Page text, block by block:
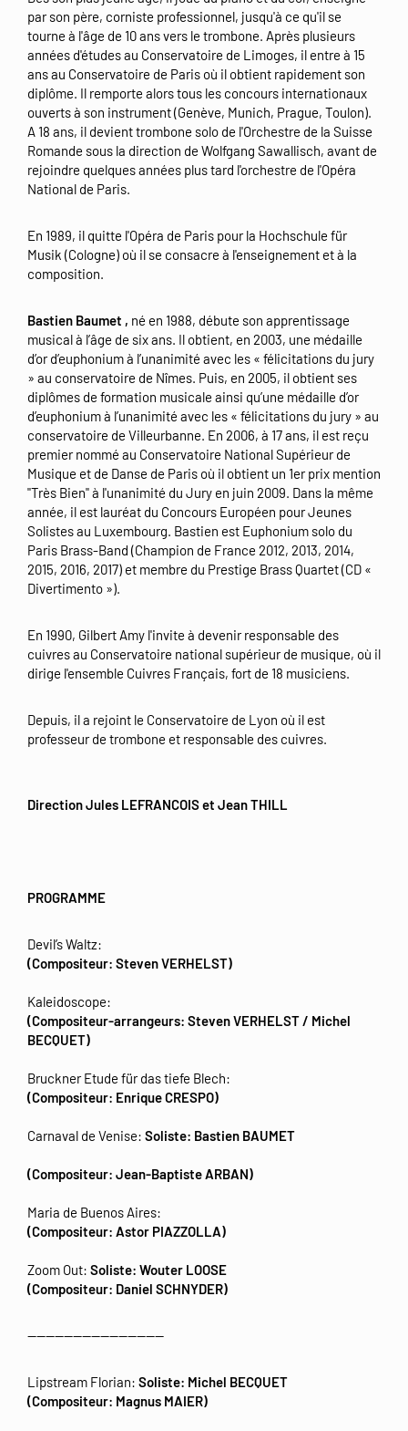
par son père, corniste professionnel, jusqu'à ce qu'il se
tourne à l'âge de 10 ans vers le trombone. Après plusieurs
années d'études au Conservatoire de Limoges, il entre à 15
ans au Conservatoire de Paris où il obtient rapidement son
diplôme. Il remporte alors tous les concours internationaux
ouverts à son instrument (Genève, Munich, Prague, Toulon).
A 18 ans, il devient trombone solo de l'Orchestre de la Suisse
Romande sous la direction de Wolfgang Sawallisch, avant de
rejoindre quelques années plus tard l'orchestre de l'Opéra
National de Paris.
En 1989, il quitte l'Opéra de Paris pour la Hochschule für
Musik (Cologne) où il se consacre à l'enseignement et à la
composition.
Bastien Baumet , né en 1988, débute son apprentissage
musical à l’âge de six ans. Il obtient, en 2003, une médaille
d’or d’euphonium à l’unanimité avec les « félicitations du jury
» au conservatoire de Nîmes. Puis, en 2005, il obtient ses
diplômes de formation musicale ainsi qu’une médaille d’or
d’euphonium à l’unanimité avec les « félicitations du jury » au
conservatoire de Villeurbanne. En 2006, à 17 ans, il est reçu
premier nommé au Conservatoire National Supérieur de
Musique et de Danse de Paris où il obtient un 1er prix mention
"Très Bien" à l'unanimité du Jury en juin 2009. Dans la même
année, il est lauréat du Concours Européen pour Jeunes
Solistes au Luxembourg. Bastien est Euphonium solo du
Paris Brass-Band (Champion de France 2012, 2013, 2014,
2015, 2016, 2017) et membre du Prestige Brass Quartet (CD «
Divertimento »).
En 1990, Gilbert Amy l'invite à devenir responsable des
cuivres au Conservatoire national supérieur de musique, où il
dirige l'ensemble Cuivres Français, fort de 18 musiciens.
Depuis, il a rejoint le Conservatoire de Lyon où il est
professeur de trombone et responsable des cuivres.
Direction Jules LEFRANCOIS et Jean THILL
PROGRAMME
Devil’s Waltz:
(Compositeur: Steven VERHELST)
Kaleidoscope:
(Compositeur-arrangeurs: Steven VERHELST / Michel
BECQUET)
Bruckner Etude für das tiefe Blech:
(Compositeur: Enrique CRESPO)
Carnaval de Venise: Soliste: Bastien BAUMET
(Compositeur: Jean-Baptiste ARBAN)
Maria de Buenos Aires:
(Compositeur: Astor PIAZZOLLA)
Zoom Out: Soliste: Wouter LOOSE
(Compositeur: Daniel SCHNYDER)
------------------------------
Lipstream Florian: Soliste: Michel BECQUET
(Compositeur: Magnus MAIER)